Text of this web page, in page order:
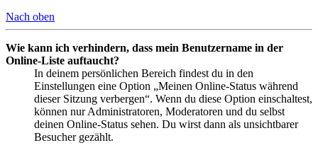
Nach oben
Wie kann ich verhindern, dass mein Benutzername in der
Online-Liste auftaucht?
In deinem persönlichen Bereich findest du in den
Einstellungen eine Option „Meinen Online-Status während
dieser Sitzung verbergen“. Wenn du diese Option einschaltest,
können nur Administratoren, Moderatoren und du selbst
deinen Online-Status sehen. Du wirst dann als unsichtbarer
Besucher gezählt.